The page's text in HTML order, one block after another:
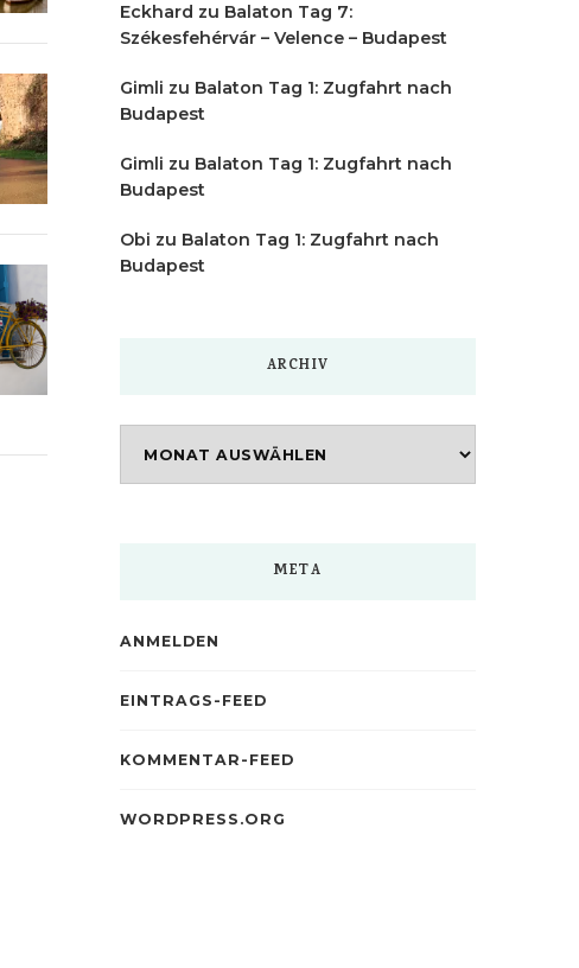
Eckhard zu Balaton Tag 7:
Székesfehérvár – Velence – Budapest
Gimli zu Balaton Tag 1: Zugfahrt nach
Budapest
Gimli zu Balaton Tag 1: Zugfahrt nach
Budapest
Obi zu Balaton Tag 1: Zugfahrt nach
Budapest
ARCHIV
META
ANMELDEN
EINTRAGS-FEED
KOMMENTAR-FEED
WORDPRESS.ORG